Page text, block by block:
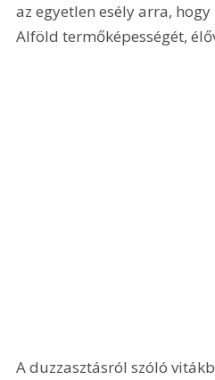
az egyetlen esély arra,
Alföld termőképességét,
A duzzasztásról szóló